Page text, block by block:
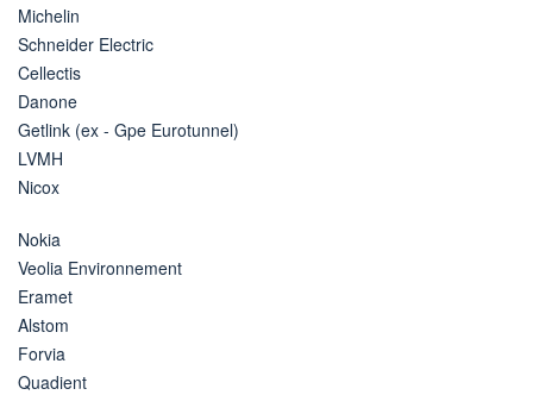
Michelin
Schneider Electric
Cellectis
Danone
Getlink (ex - Gpe Eurotunnel)
LVMH
Nicox
Nokia
Veolia Environnement
Eramet
Alstom
Forvia
Quadient